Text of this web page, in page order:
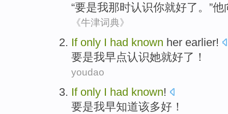
“要是我那时认识你就好了。”他
《牛津词典》
If only I had known her earlier!
要是我早点认识她就好了！
youdao
If only I had known!
要是我早知道该多好！